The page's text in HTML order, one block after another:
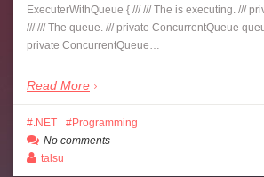
ExecuterWithQueue { /// /// The is executing. ///
/// /// The queue. /// private ConcurrentQueue
private ConcurrentQueue…
Read More
.NET
Programming
No comments
talsu